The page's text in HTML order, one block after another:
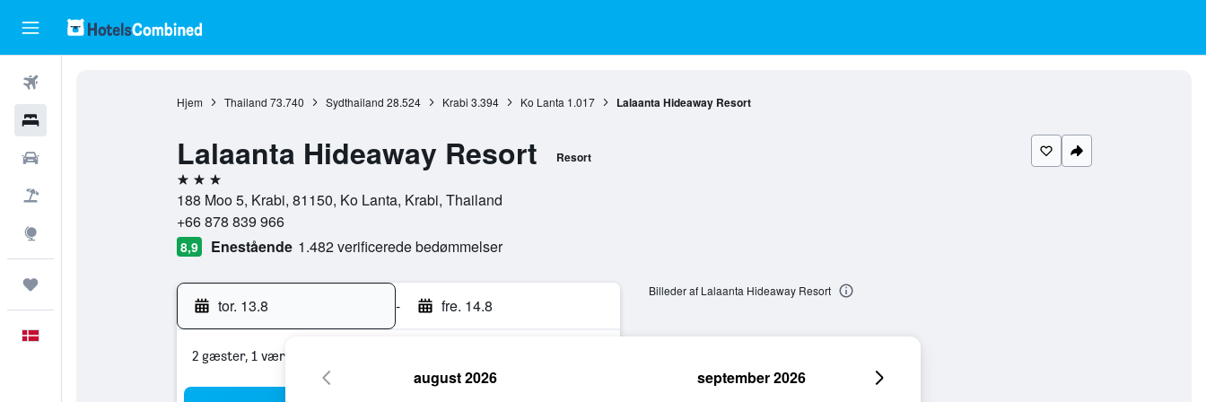
Hjem Thailand 73.740 Sydthailand 28.524 Krabi 3.394 Ko Lanta 1.017 Lalaanta Hideaway Resort
Lalaanta Hideaway Resort Resort
3 stjerner
188 Moo 5, Krabi, 81150, Ko Lanta, Krabi, Thailand
+66 878 839 966
8,9 Enestående 1.482 verificerede bedømmelser
tor. 13.8 - fre. 14.8
2 gæster, 1 værelse
Billeder af Lalaanta Hideaway Resort
august 2026 september 2026